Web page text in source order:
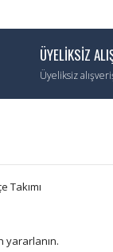
ÜYELİKSİZ
Üyeliksiz
Takımı
yararlanın.